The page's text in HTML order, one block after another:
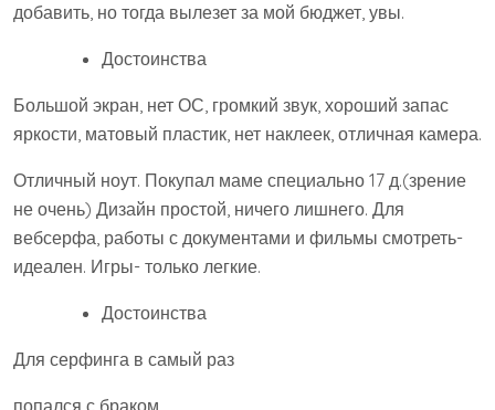
добавить, но тогда вылезет за мой бюджет, увы.
Достоинства
Большой экран, нет ОС, громкий звук, хороший запас
яркости, матовый пластик, нет наклеек, отличная камера.
Отличный ноут. Покупал маме специально 17 д.(зрение
не очень) Дизайн простой, ничего лишнего. Для
вебсерфа, работы с документами и фильмы смотреть-
идеален. Игры- только легкие.
Достоинства
Для серфинга в самый раз
попался с браком